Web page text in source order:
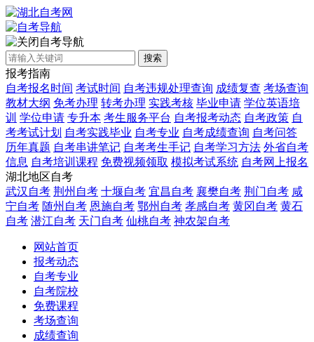
自考导航
搜索
报考指南
自考报名时间 考试时间 自考违规处理查询 成绩复查 考场查询
教材大纲 免考办理 转考办理 实践考核 毕业申请 学位英语培
训 学位申请 专升本 考生服务平台 自考报考动态 自考政策 自
考考试计划 自考实践毕业 自考专业 自考成绩查询 自考问答
历年真题 自考串讲笔记 自考考生手记 自考学习方法 外省自考
信息 自考培训课程 免费视频领取 模拟考试系统 自考网上报名
湖北地区自考
武汉自考 荆州自考 十堰自考 宜昌自考 襄樊自考 荆门自考 咸
宁自考 随州自考 恩施自考 鄂州自考 孝感自考 黄冈自考 黄石
自考 潜江自考 天门自考 仙桃自考 神农架自考
网站首页
报考动态
自考专业
自考院校
免费课程
考场查询
成绩查询